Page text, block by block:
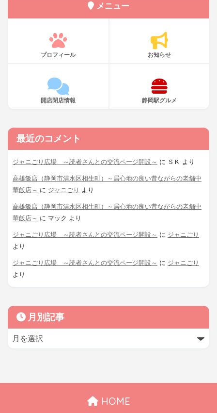
メニュー
プロフィール お知らせ
開店閉店情報 静岡駅グルメ
最近のコメント
ジャニごり広場 ～読者さんとの交流ページ開設～ に ＳＫ より
高雄飯店（静岡市清水区相生町）～居心地の良い昔ながらの老舗中
華飯店～ に ジャニごり より
高雄飯店（静岡市清水区相生町）～居心地の良い昔ながらの老舗中
華飯店～ に マック より
ジャニごり広場 ～読者さんとの交流ページ開設～ に ジャニごり
より
ジャニごり広場 ～読者さんとの交流ページ開設～ に ジャニごり
より
月別記事
HOME